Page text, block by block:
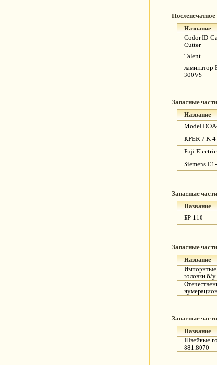
Послепечатное
Название
Codor ID-
Cutter
Talent
ламинатор
300VS
Запасные части
Название
Model
KPER 7 K 4
Fuji
Siemens
Запасные части
Название
БР-110
Запасные части
Название
Импорнтые
головки б/у
Запасные части
Название
Швейные
881.8070